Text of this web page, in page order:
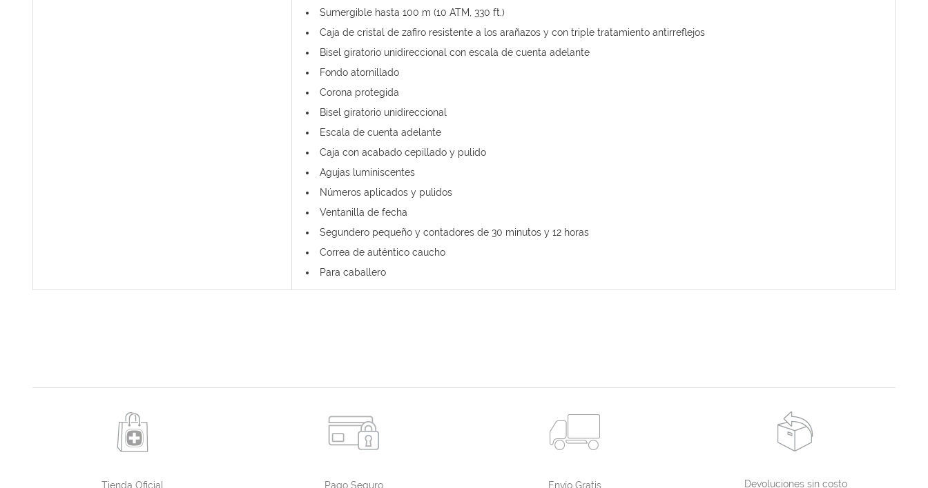
Sumergible hasta 100 m (10 ATM, 330 ft.)
Caja de cristal de zafiro resistente a los arañazos y con triple tratamiento antirreflejos
Bisel giratorio unidireccional con escala de cuenta adelante
Fondo atornillado
Corona protegida
Bisel giratorio unidireccional
Escala de cuenta adelante
Caja con acabado cepillado y pulido
Agujas luminiscentes
Números aplicados y pulidos
Ventanilla de fecha
Segundero pequeño y contadores de 30 minutos y 12 horas
Correa de auténtico caucho
Para caballero
Tienda Oficial Pago Seguro Envío Gratis Devoluciones sin costo